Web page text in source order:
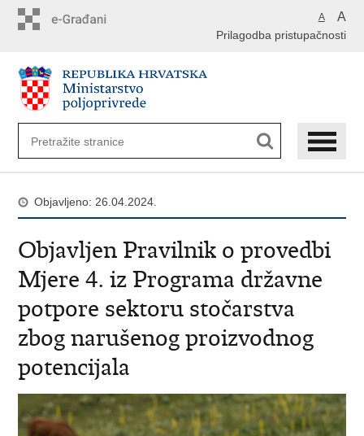
A A
Prilagodba pristupačnosti
Objavljeno: 26.04.2024.
Objavljen Pravilnik o provedbi
Mjere 4. iz Programa državne
potpore sektoru stočarstva
zbog narušenog proizvodnog
potencijala